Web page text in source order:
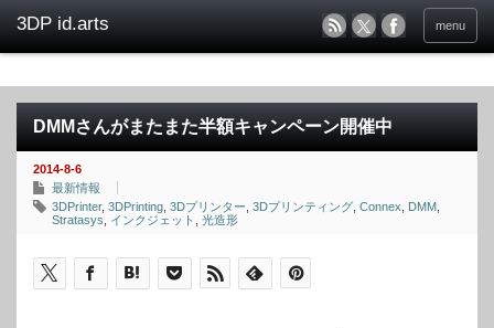
menu
DMMさんがまたまた半額キャンペーン開催中
2014-8-6
最新情報
3DPrinter, 3DPrinting 3Dプリンター 3Dプリンティング Connex DMM
Stratasys
インクジェット 光造形